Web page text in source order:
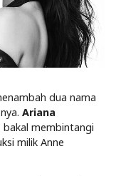
dua nama
Ariana
bakal membintangi
milik Anne